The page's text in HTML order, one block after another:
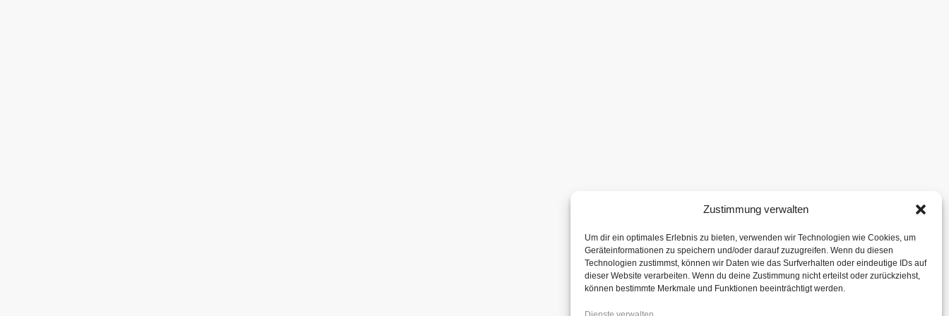
Zustimmung verwalten
Um dir ein optimales Erlebnis zu bieten, verwenden wir Technologien wie Cookies, um
Geräteinformationen zu speichern und/oder darauf zuzugreifen. Wenn du diesen
Technologien zustimmst, können wir Daten wie das Surfverhalten oder eindeutige IDs auf
dieser Website verarbeiten. Wenn du deine Zustimmung nicht erteilst oder zurückziehst,
können bestimmte Merkmale und Funktionen beeinträchtigt werden.